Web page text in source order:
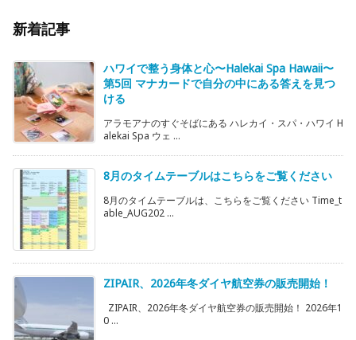
新着記事
ハワイで整う身体と心〜Halekai Spa Hawaii〜
第5回 マナカードで自分の中にある答えを見つ
ける
アラモアナのすぐそばにある ハレカイ・スパ・ハワイ H
alekai Spa ウェ ...
8月のタイムテーブルはこちらをご覧ください
8月のタイムテーブルは、こちらをご覧ください Time_t
able_AUG202 ...
ZIPAIR、2026年冬ダイヤ航空券の販売開始！
ZIPAIR、2026年冬ダイヤ航空券の販売開始！ 2026年1
0 ...